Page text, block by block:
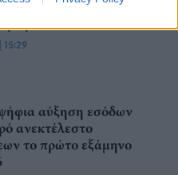
κρασιά με την
της Lidl Ελλάς
| 15:29
αύξηση εσόδων
ανεκτέλεστο
το πρώτο εξάμηνο